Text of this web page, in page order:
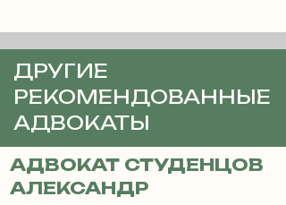
ДРУГИЕ
РЕКОМЕНДОВАННЫЕ
АДВОКАТЫ
АДВОКАТ СТУДЕНЦОВ
АЛЕКСАНДР